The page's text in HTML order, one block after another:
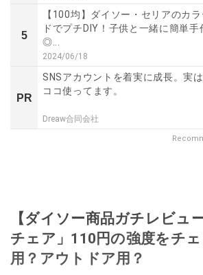
5
【100均】ダイソー・セリアのカ
ドでプチDIY！子供と一緒に簡単手
◎...
2024/06/18
PR
SNSアカウントを着実に成長。実
ココ使ってます。
Dreaw合同会社
【ダイソー商品ガチレビュ
チェア」110円の強度をチ
用？アウトドア用？